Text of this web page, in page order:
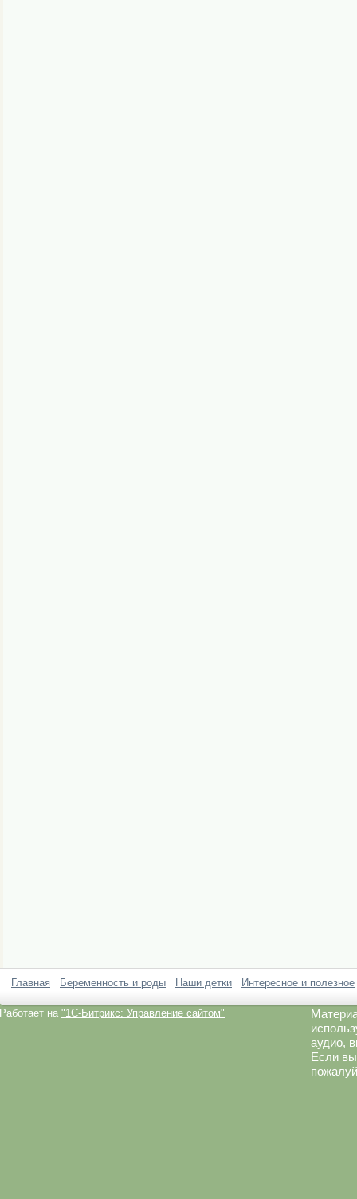
Главная Беременность и роды Наши детки Интересное и полезное
Работает на "1C-Битрикс: Управление сайтом"
аудио,
Если вы